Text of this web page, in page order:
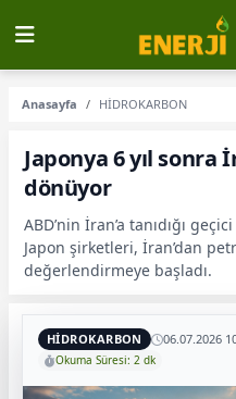
Anasayfa HİDROKARBON
Japonya 6 yıl
dönüyor
ABD’nin İran’a tanıdığı
Japon şirketleri, İran’dan
değerlendirmeye başladı.
HİDROKARBON 06.07.2026
Okuma Süresi: 2 dk